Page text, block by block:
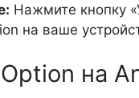
Нажмите кнопку
на ваше
на